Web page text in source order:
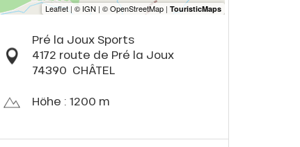
Pré la Joux Sports
4172 route de Pré la Joux
74390 CHÂTEL
Höhe : 1200 m